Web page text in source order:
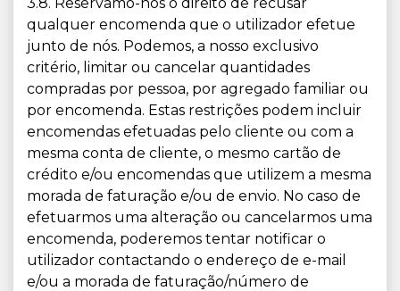
qualquer encomenda que o utilizador efetue
junto de nós. Podemos, a nosso exclusivo
critério, limitar ou cancelar quantidades
compradas por pessoa, por agregado familiar ou
por encomenda. Estas restrições podem incluir
encomendas efetuadas pelo cliente ou com a
mesma conta de cliente, o mesmo cartão de
crédito e/ou encomendas que utilizem a mesma
morada de faturação e/ou de envio. No caso de
efetuarmos uma alteração ou cancelarmos uma
encomenda, poderemos tentar notificar o
utilizador contactando o endereço de e-mail
e/ou a morada de faturação/número de